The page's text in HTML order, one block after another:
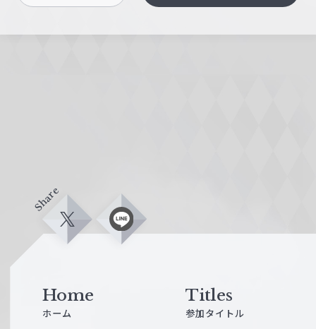
Share
X L
i
Home
ホーム
Titles
参加タイトル